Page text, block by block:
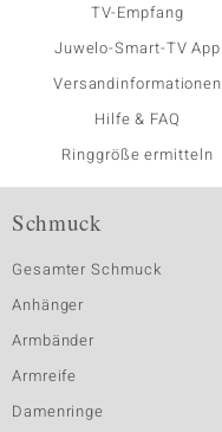
TV-Empfang
Juwelo-Smart-TV App
Versandinformationen
Hilfe & FAQ
Ringgröße ermitteln
Schmuck
Gesamter Schmuck
Anhänger
Armbänder
Armreife
Damenringe